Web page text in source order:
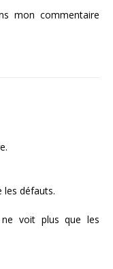
mon commentaire
les défauts.
voit plus que les